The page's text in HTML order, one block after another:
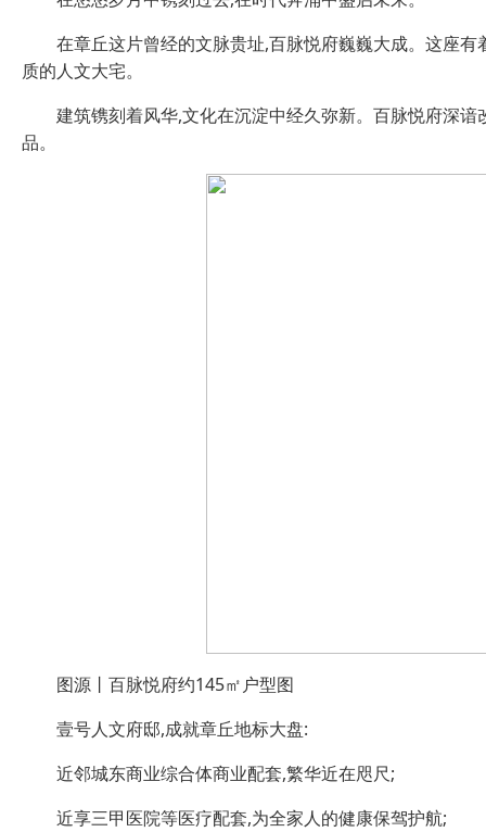
在章丘这片曾经的文脉贵址,百脉悦府巍巍大成。这座
质的人文大宅。
建筑镌刻着风华,文化在沉淀中经久弥新。百脉悦府深
品。
图源丨百脉悦府约145㎡户型图
壹号人文府邸,成就章丘地标大盘:
近邻城东商业综合体商业配套,繁华近在咫尺;
近享三甲医院等医疗配套,为全家人的健康保驾护航;